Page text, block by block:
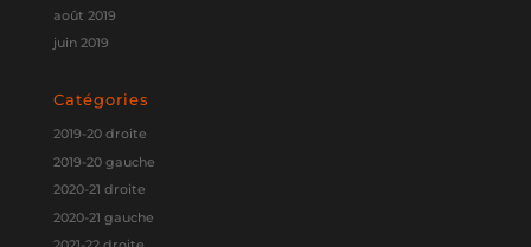
août 2019
juin 2019
Catégories
2019-20 droite
2019-20 gauche
2020-21 droite
2020-21 gauche